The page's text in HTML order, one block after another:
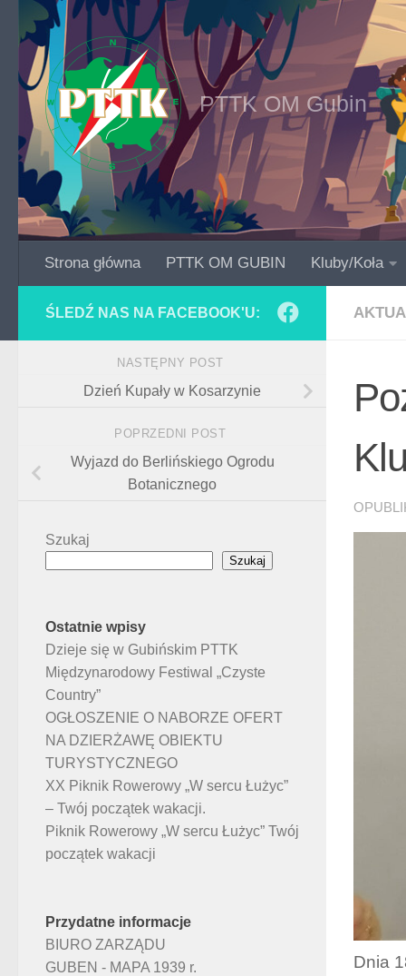
Skip to content
PTTK OM Gubin
Strona główna PTTK OM GUBIN Kluby/Koła
Dnia
ŚLEDŹ NAS NA FACEBOOK'U:
NASTĘPNY POST
Dzień Kupały w Kosarzynie
POPRZEDNI POST
Wyjazd do Berlińskiego Ogrodu
Botanicznego
Szukaj
Szukaj
Ostatnie wpisy
Dzieje się w Gubińskim PTTK
Międzynarodowy Festiwal „Czyste
Country”
OGŁOSZENIE O NABORZE OFERT
NA DZIERŻAWĘ OBIEKTU
TURYSTYCZNEGO
XX Piknik Rowerowy „W sercu Łużyc”
– Twój początek wakacji.
Piknik Rowerowy „W sercu Łużyc” Twój
początek wakacji
Przydatne informacje
BIURO ZARZĄDU
GUBEN - MAPA 1939 r.